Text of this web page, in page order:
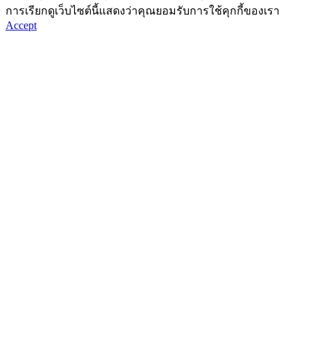
การเรียกดูเว็บไซต์นี้แสดงว่าคุณยอมรับการใช้คุกกี้ของเรา
Accept